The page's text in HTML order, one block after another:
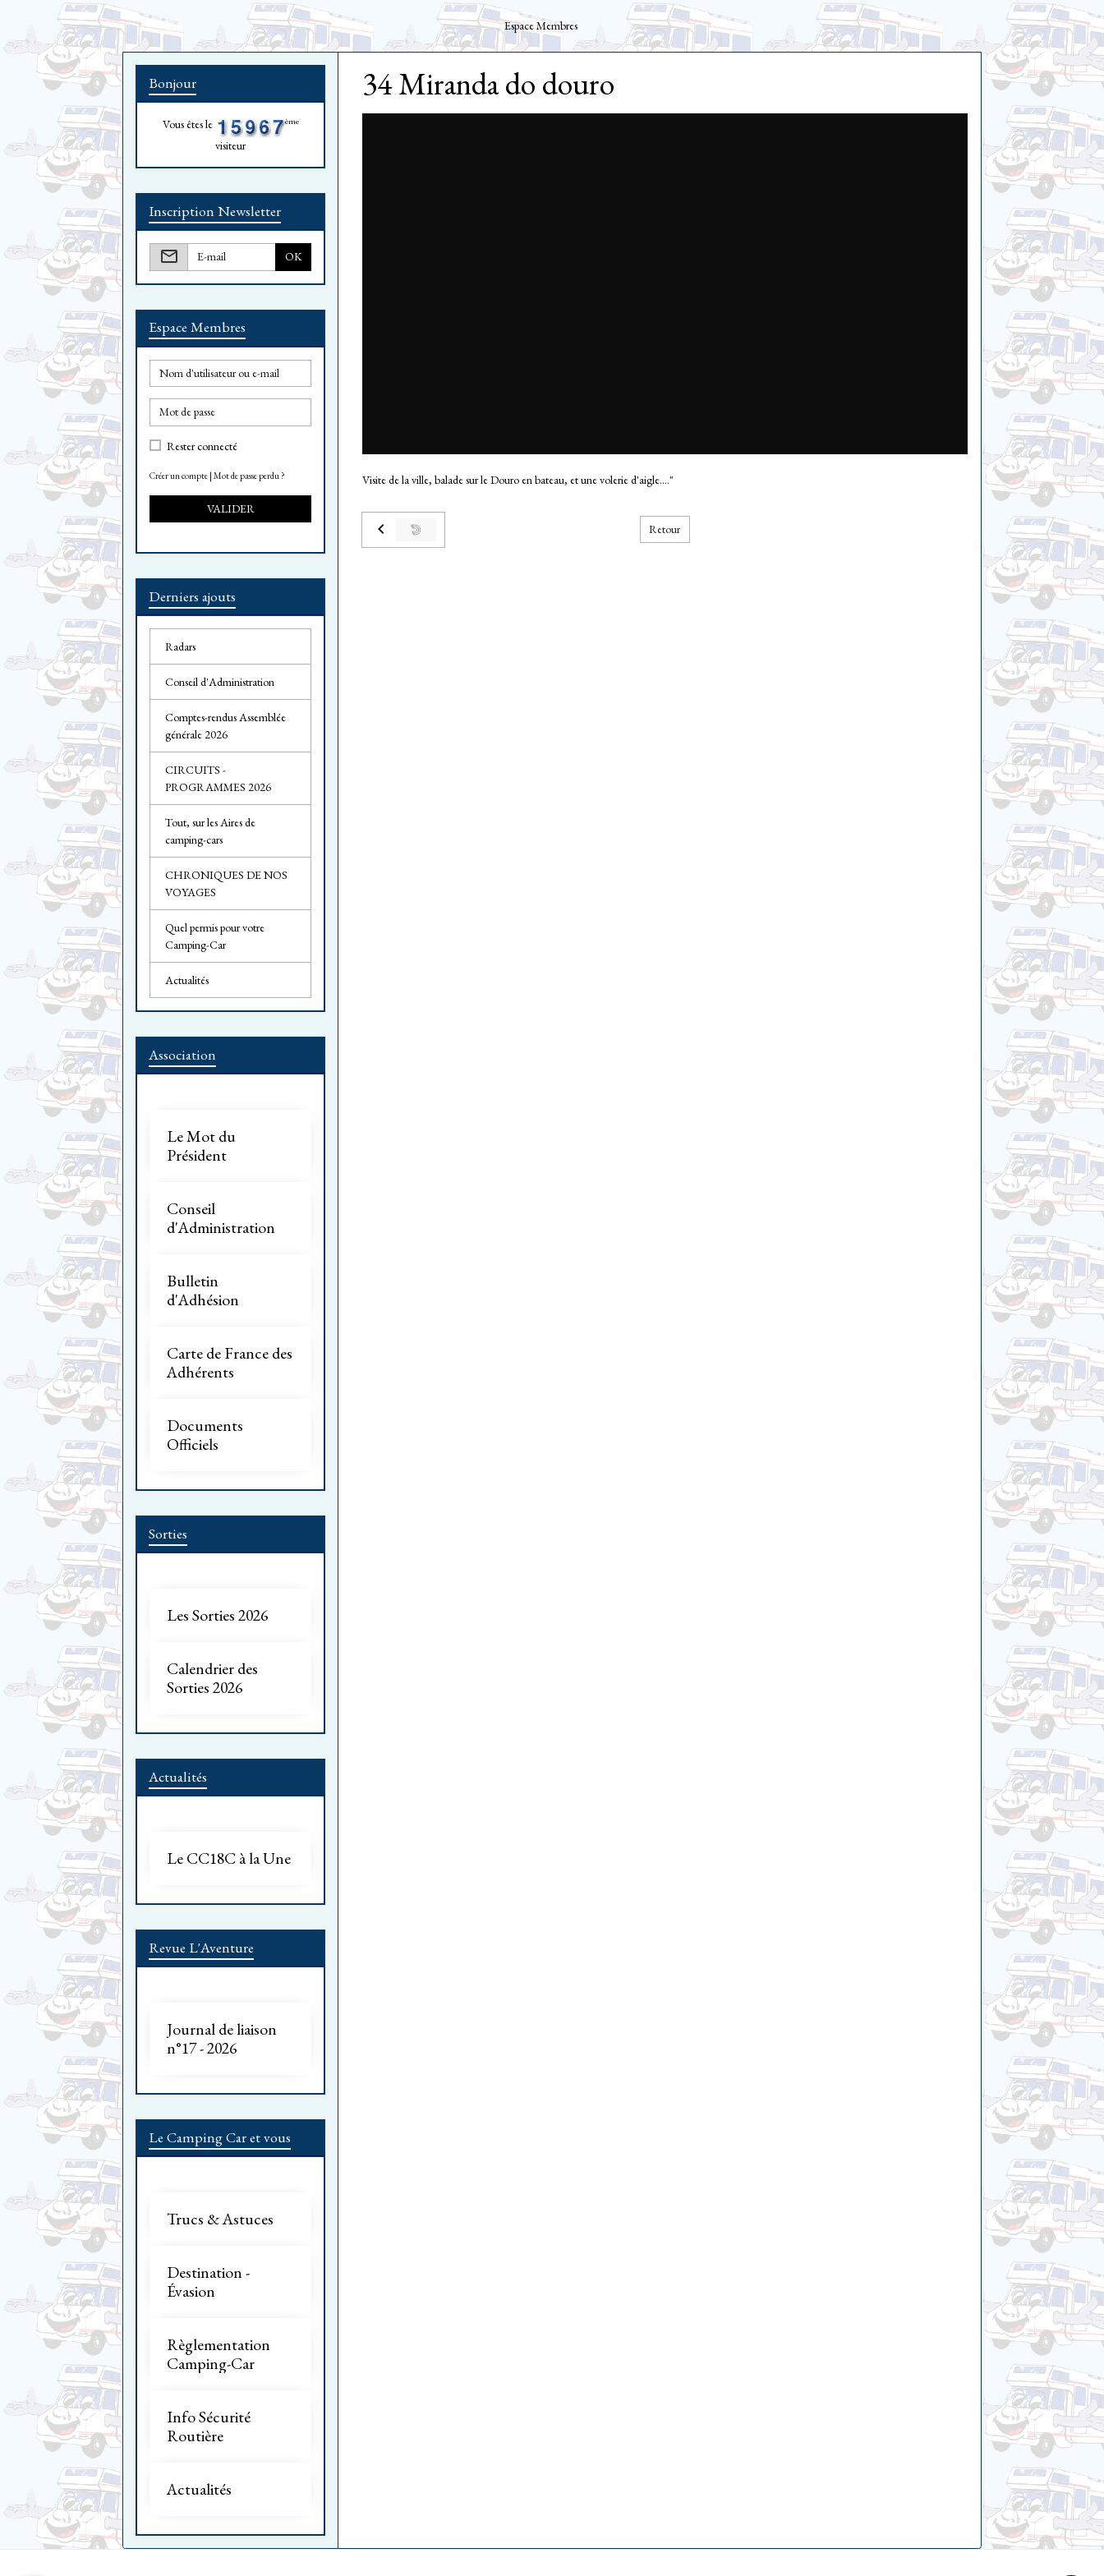
Espace Membres
34 Miranda do douro
Visite de la ville, balade sur le Douro en bateau, et une volerie d'aigle...."
Retour
Bonjour
Vous êtes le ème
visiteur
Inscription Newsletter
OK
Espace Membres
Rester connecté
Créer un compte |Mot de passe perdu ?
VALIDER
Derniers ajouts
Radars
Conseil d'Administration
Comptes-rendus Assemblée
générale 2026
CIRCUITS -
PROGRAMMES 2026
Tout, sur les Aires de
camping-cars
CHRONIQUES DE NOS
VOYAGES
Quel permis pour votre
Camping-Car
Actualités
Association
Le Mot du
Président
Conseil
d'Administration
Bulletin
d'Adhésion
Carte de France des
Adhérents
Documents
Officiels
Sorties
Les Sorties 2026
Calendrier des
Sorties 2026
Actualités
Le CC18C à la Une
Revue L'Aventure
Journal de liaison
n°17 - 2026
Le Camping Car et vous
Trucs & Astuces
Destination -
Évasion
Règlementation
Camping-Car
Info Sécurité
Routière
Actualités